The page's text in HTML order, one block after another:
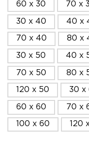
60 x 30 70 x
30 x 40 40 x
70 x 40 80 x
30 x 50 40 x
70 x 50 80 x
120 x 50 30 x
60 x 60 70 x
100 x 60 120